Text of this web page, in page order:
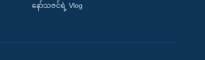
နော်သဇင်ရဲ့ Vlog